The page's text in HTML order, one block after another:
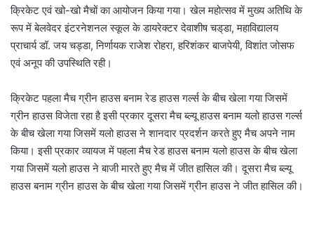
क्रिकेट एवं खो-खो मैचों का आयोजन किया गया। खेल महोत्सव में मुख्य अतिथि के
रूप में बेलवेदर इंटरनेशनल स्कूल के डायरेक्टर देवाशीष चड्‌डा, महाविद्यालय
प्राचार्य डॉ. जय चड्डा, निर्णायक राजेश रोहरा, हरिशंकर बाजपेयी, विशांत जोसफ
एवं अनूप की उपस्थिति रही।
क्रिकेट पहला मैच ग्रीन हाउस बनाम रेड हाउस गर्ल्स के बीच खेला गया जिसमें
ग्रीन हाउस विजेता रहा है इसी प्रकार दूसरा मैच ब्ल्यू हाउस बनाम यलो हाउस गर्ल्स
के बीच खेला गया जिसमें यलो हाउस ने शानदार प्रदर्शन करते हुए मैच अपने नाम
किया। इसी प्रकार व्यायज में पहला मैच रेड हाउस बनाम यलो हाउस के बीच खेला
गया जिसमें यलो हाउस ने बाजी मारते हुए मैच में जीत हासिल की। दूसरा मैच ब्ल्यू
हाउस बनाम ग्रीन हाउस के बीच खेला गया जिसमें ग्रीन हाउस ने जीत हासिल की।